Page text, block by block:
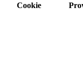
Cookie